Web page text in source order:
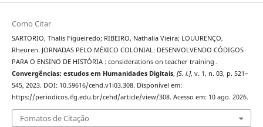
Como Citar
SARTORIO, Thalis Figueiredo; RIBEIRO, Nathalia Vieira; LOUURENÇO,
Rheuren. JORNADAS PELO MÉXICO COLONIAL: DESENVOLVENDO CÓDIGOS
PARA O ENSINO DE HISTÓRIA : considerations on teacher training .
Convergências: estudos em Humanidades Digitais, [S. l.], v. 1, n. 03, p. 521–
545, 2023. DOI: 10.59616/cehd.v1i03.308. Disponível em:
https://periodicos.ifg.edu.br/cehd/article/view/308. Acesso em: 10 ago. 2026.
Fomatos de Citação